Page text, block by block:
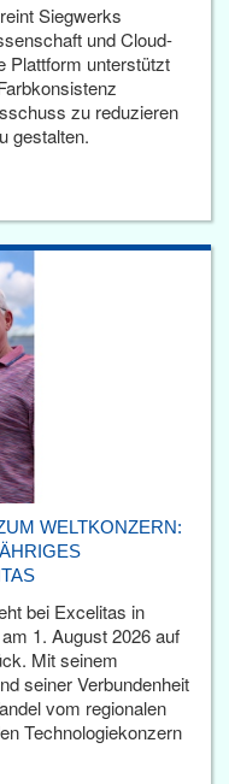
Siegwerks
und Cloud-
Plattform unterstützt
zu reduzieren
gestalten.
WELTKONZERN:
bei Excelitas in
1. August 2026 auf
Mit seinem
seiner Verbundenheit
vom regionalen
Technologiekonzern